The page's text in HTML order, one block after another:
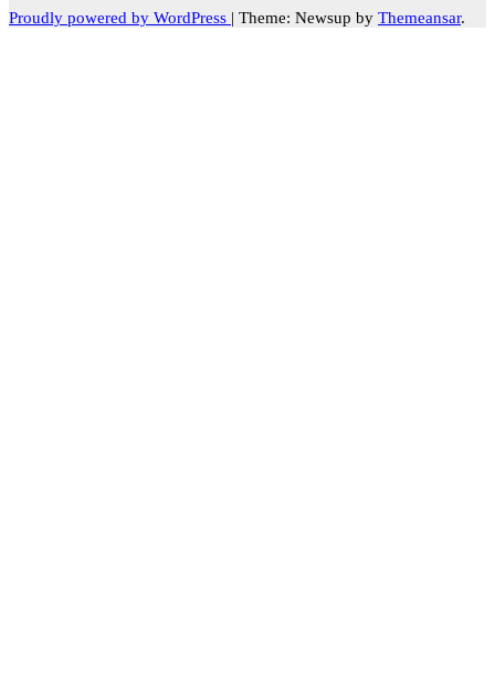
Proudly powered by WordPress | Theme: Newsup by Themeansar.